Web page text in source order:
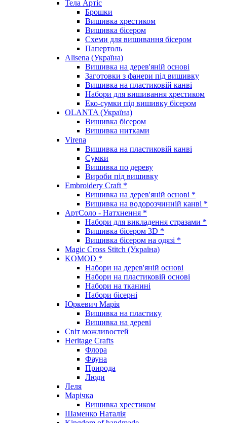
Тела Артіс
Брошки
Вишивка хрестиком
Вишивка бісером
Схеми для вишивання бісером
Папертоль
Alisena (Україна)
Вишивка на дерев'яній основі
Заготовки з фанери під вишивку
Вишивка на пластиковій канві
Набори для вишивання хрестиком
Еко-сумки під вишивку бісером
OLANTA (Україна)
Вишивка бісером
Вишивка нитками
Virena
Вишивка на пластиковій канві
Сумки
Вишивка по дереву
Вироби під вишивку
Embroidery Craft *
Вишивка на дерев'яній основі *
Вишивка на водорозчинній канві *
АртСоло - Натхнення *
Набори для викладення стразами *
Вишивка бісером 3D *
Вишивка бісером на одязі *
Magic Cross Stitch (Україна)
KOMOD *
Набори на дерев'яній основі
Набори на пластиковій основі
Набори на тканині
Набори бісерні
Юркевич Марія
Вишивка на пластику
Вишивка на дереві
Світ можливостей
Heritage Crafts
Флора
Фауна
Природа
Люди
Леля
Марічка
Вишивка хрестиком
Шаменко Наталія